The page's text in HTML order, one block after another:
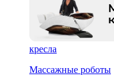
кресла
Массажные роботы